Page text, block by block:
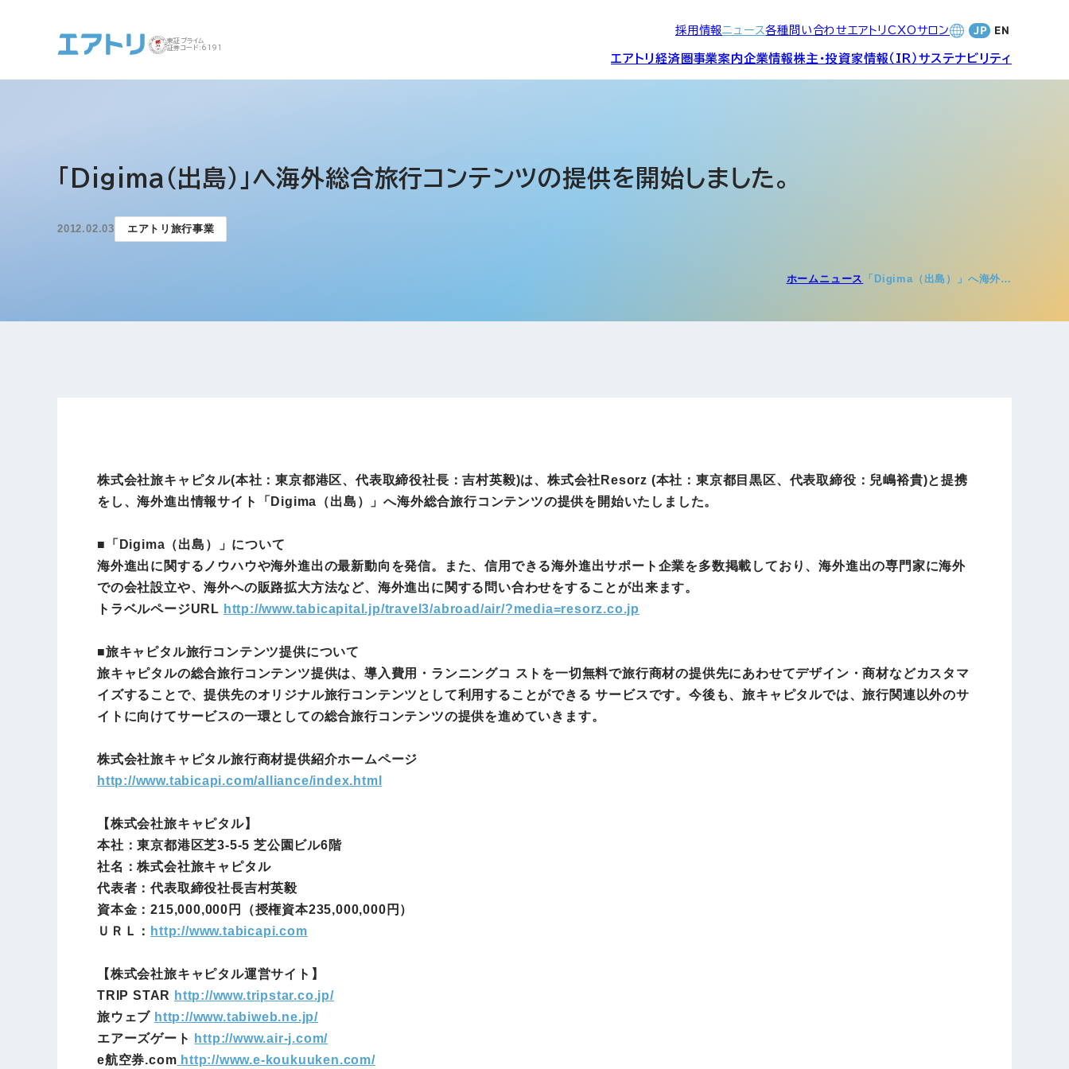
東証プライム
証券コード:6191
採用情報ニュース各種問い合わせ エアトリCXOサロン
エアトリ経済圏 事業案内
ス事業
ーム事業・
海外ツアー事業
エンタープライズDX開発
事業
ポータルサイト事業
法人DX推進事業・
ヘルスケア事業
AIロボット事業
業
外貨自動両替機事業
事業
企業情報
約束/行動指針
プロフィール
プロフィール
株主・投資家情報（IR）
よくあるご質問
サステナビリティ
ップ
スポンサーシップ
ホームニュース 「Digima（出島）」へ海外…
「Digima（出島）」へ海外総合旅行コンテンツの提供を開始しました。
2012.02.03 エアトリ旅行事業
株式会社旅キャピタル(本社：東京都港区、代表取締役社長：吉村英毅)は、株式会社Resorz (本社：東京都目黒区、代表取締役：兒嶋裕貴)と提携
をし、海外進出情報サイト「Digima（出島）」へ海外総合旅行コンテンツの提供を開始いたしました。
■「Digima（出島）」について
海外進出に関するノウハウや海外進出の最新動向を発信。また、信用できる海外進出サポート企業を多数掲載しており、海外進出の専門家に海外
での会社設立や、海外への販路拡大方法など、海外進出に関する問い合わせをすることが出来ます。
トラベルページURL http://www.tabicapital.jp/travel3/abroad/air/?media=resorz.co.jp
■旅キャピタル旅行コンテンツ提供について
旅キャピタルの総合旅行コンテンツ提供は、導入費用・ランニングコ ストを一切無料で旅行商材の提供先にあわせてデザイン・商材などカスタマ
イズすることで、提供先のオリジナル旅行コンテンツとして利用することができる サービスです。今後も、旅キャピタルでは、旅行関連以外のサ
イトに向けてサービスの一環としての総合旅行コンテンツの提供を進めていきます。
株式会社旅キャピタル旅行商材提供紹介ホームページ
http://www.tabicapi.com/alliance/index.html
【株式会社旅キャピタル】
本社：東京都港区芝3-5-5 芝公園ビル6階
社名：株式会社旅キャピタル
代表者：代表取締役社長吉村英毅
資本金：215,000,000円（授権資本235,000,000円）
ＵＲＬ： http://www.tabicapi.com
【株式会社旅キャピタル運営サイト】
TRIP STAR http://www.tripstar.co.jp/
旅ウェブ http://www.tabiweb.ne.jp/
エアーズゲート
http://www.air-j.com/
e航空券.com http://www.e-koukuuken.com/